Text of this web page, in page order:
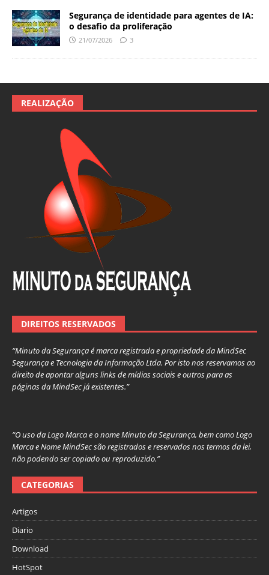
Segurança de identidade para agentes de IA:
o desafio da proliferação
21/07/2026 3
REALIZAÇÃO
DIREITOS RESERVADOS
“Minuto da Segurança é marca registrada e propriedade da MindSec
Segurança e Tecnologia da Informação Ltda. Por isto nos reservamos ao
direito de apontar alguns links de mídias sociais e outros para as
páginas da MindSec já existentes.”
“O uso da Logo Marca e o nome Minuto da Segurança, bem como Logo
Marca e Nome MindSec são registrados e reservados nos termos da lei,
não podendo ser copiado ou reproduzido.”
CATEGORIAS
Artigos
Diario
Download
HotSpot